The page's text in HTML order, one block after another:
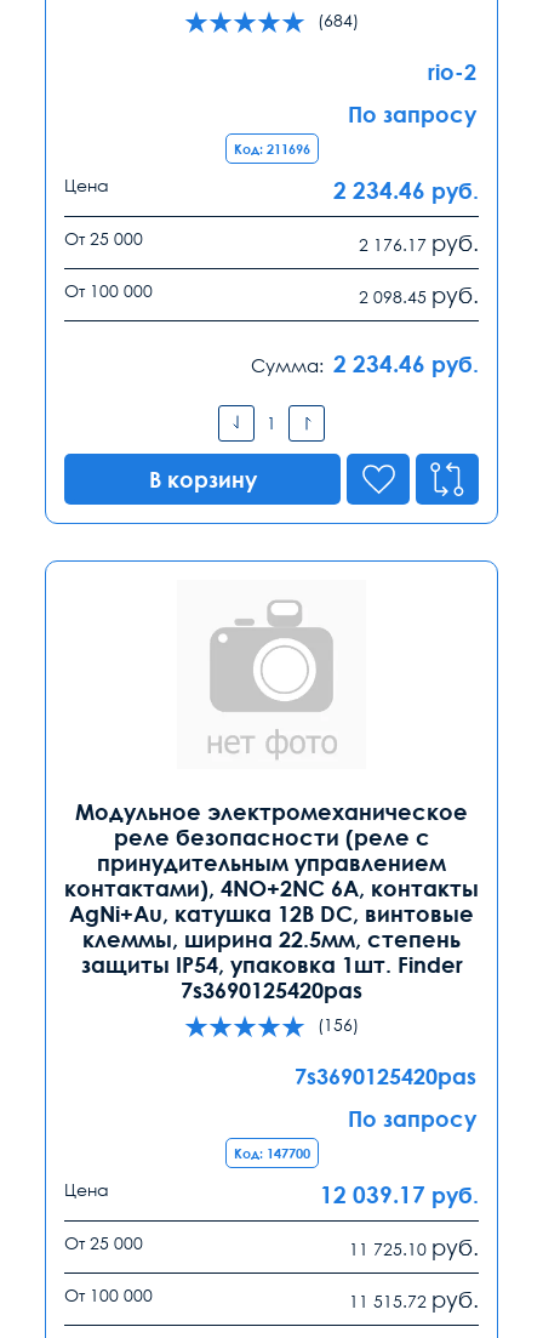
(684)
rio-2
По запросу
Код: 211696
Цена 2 234.46 руб.
От 25 000 2 176.17 руб.
От 100 000 2 098.45 руб.
Сумма: 2 234.46 руб.
В корзину
Модульное электромеханическое
реле безопасности (реле с
принудительным управлением
контактами), 4NO+2NC 6A, контакты
AgNi+Au, катушка 12В DC, винтовые
клеммы, ширина 22.5мм, степень
защиты IP54, упаковка 1шт. Finder
7s3690125420pas
(156)
7s3690125420pas
По запросу
Код: 147700
Цена 12 039.17 руб.
От 25 000 11 725.10 руб.
От 100 000 11 515.72 руб.